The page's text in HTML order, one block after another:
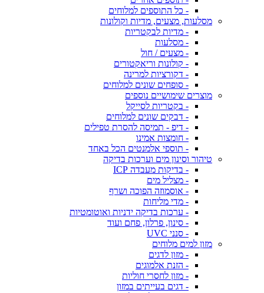
- כל התוספים למלוחים
מסלעות, מצעים, מדיות וקולונות
- מדיות לבקטריות
- מסלעות
- מצעים / חול
- קולונות וריאקטורים
- דקורציות למרינה
- סופחים שונים למלוחים
מוצרים שימושיים נוספים
- בקטריות לסייקל
- דבקים שונים למלוחים
- דיפ - תמיסה להסרת טפילים
- חומצות אמינו
- תוספי אלמנטים הכל באחד
טיהור וסינון מים וערכות בדיקה
- בדיקות מעבדה ICP
- מצליל מים
- אוסמוזה הפוכה ושרף
- מדי מליחות
- ערכות בדיקה ידניות ואוטומטיות
- סינון, פרלון, פחם ועוד
- סנני UVC
מזון למים מלוחים
- מזון לדגים
- הזנת אלמוגים
- מזון לחסרי חוליות
- דגים בעייתים במזון